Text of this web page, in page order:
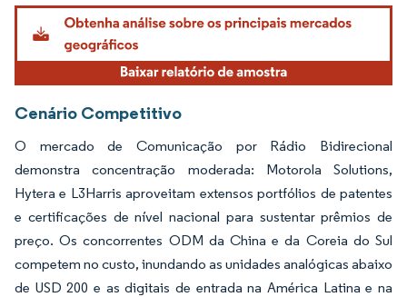
Imagem © Mordor Intelligence. O reuso requer atribuição conforme CC BY 4.0.
Cenário Competitivo
O mercado de Comunicação por Rádio Bidirecional
demonstra concentração moderada: Motorola Solutions,
Hytera e L3Harris aproveitam extensos portfólios de patentes
e certificações de nível nacional para sustentar prêmios de
preço. Os concorrentes ODM da China e da Coreia do Sul
competem no custo, inundando as unidades analógicas abaixo
de USD 200 e as digitais de entrada na América Latina e na